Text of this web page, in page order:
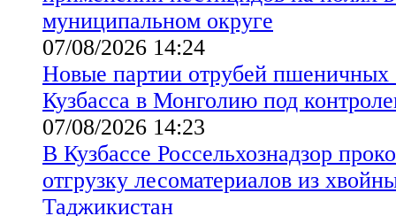
муниципальном округе
07/08/2026 14:24
Новые партии отрубей пшеничных
Кузбасса в Монголию под
07/08/2026 14:23
В Кузбассе Россельхознадзор
отгрузку лесоматериалов из
Таджикистан